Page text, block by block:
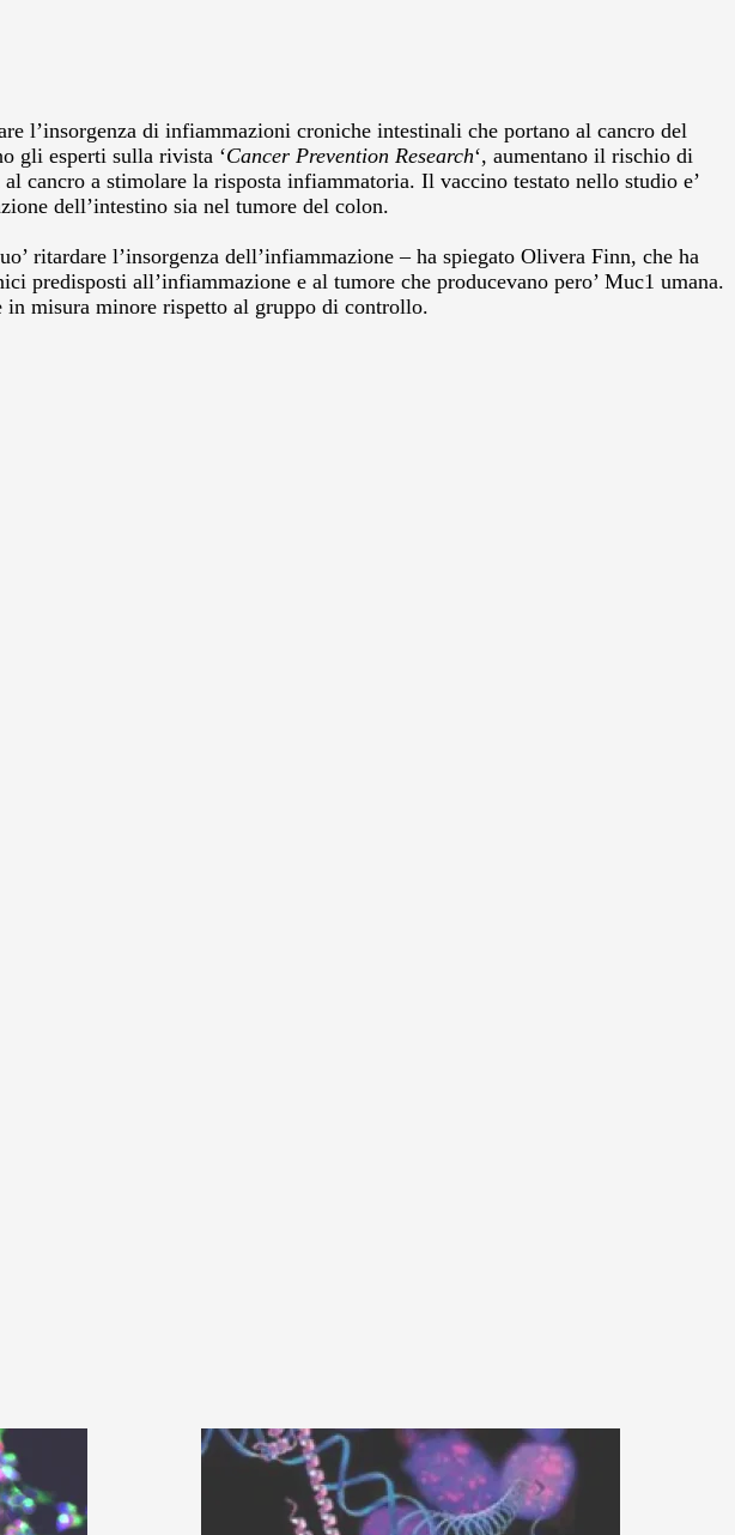
l’insorgenza di infiammazioni croniche intestinali che portano al cancro del
gli esperti sulla rivista ‘Cancer Prevention Research‘, aumentano il rischio di
cancro a stimolare la risposta infiammatoria. Il vaccino testato nello studio e’
dell’intestino sia nel tumore del colon.
ritardare l’insorgenza dell’infiammazione – ha spiegato Olivera Finn, che ha
predisposti all’infiammazione e al tumore che producevano pero’ Muc1 umana.
misura minore rispetto al gruppo di controllo.